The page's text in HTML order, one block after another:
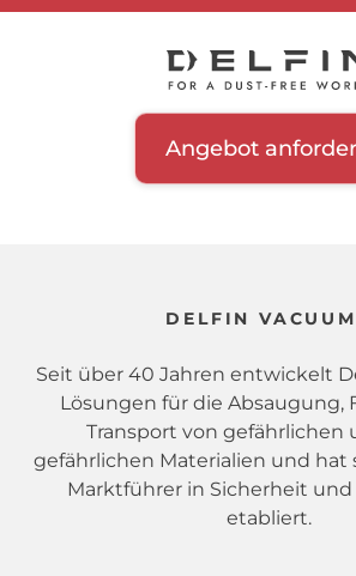
Angebot
DELFIN
Seit über 40 Jahren entwickelt
Lösungen für die Absaugung,
Transport von gefährlichen
gefährlichen Materialien und hat
Marktführer in Sicherheit
etabliert.